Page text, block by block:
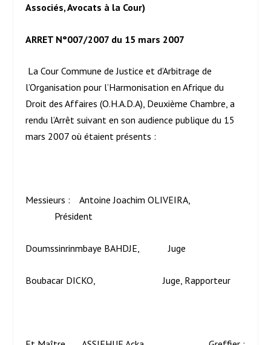
Associés, Avocats à la Cour)
ARRET N°007/2007 du 15 mars 2007
La Cour Commune de Justice et d’Arbitrage de
l’Organisation pour l’Harmonisation en Afrique du
Droit des Affaires (O.H.A.D.A), Deuxième Chambre, a
rendu l’Arrêt suivant en son audience publique du 15
mars 2007 où étaient présents :
Messieurs : Antoine Joachim OLIVEIRA,
Président
Doumssinrinmbaye BAHDJE, Juge
Boubacar DICKO, Juge, Rapporteur